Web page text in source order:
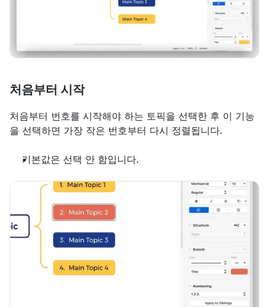
처음부터 시작
처음부터 번호를 시작해야 하는 토픽을 선택한 후 이 기능
을 선택하면 가장 작은 번호부터 다시 정렬됩니다.
기본값은 선택 안 함입니다.